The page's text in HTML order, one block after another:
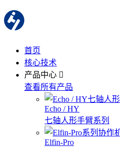
首页
核心技术
产品中心
查看所有产品
Echo / HY
七轴人形手臂系列
Elfin-Pro